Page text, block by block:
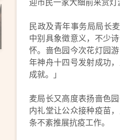
民政及青年事务局局长
中别具象徵意义，不少
怀。啬色园今次花灯园
年神舟十四号发射成功
成就。」
麦局长又高度表扬啬色
内礼堂让公众接种疫苗
条不紊推展抗疫工作。